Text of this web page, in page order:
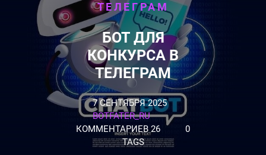
ТЕЛЕГРАМ
БОТ ДЛЯ
КОНКУРСА В
ТЕЛЕГРАМ
7 СЕНТЯБРЯ 2025
BOTFATER_RU
КОММЕНТАРИЕВ 26
0
TAGS